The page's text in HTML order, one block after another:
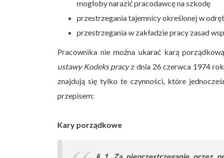
mogłoby narazić pracodawcę na szkodę
przestrzegania tajemnicy określonej w
przestrzegania w zakładzie pracy zasad
Pracownika nie można ukarać karą
ustawy Kodeks pracyz dnia 26 czerwca 1974
znajdują się tylko te czynności, które
przepisem:
Kary porządkowe